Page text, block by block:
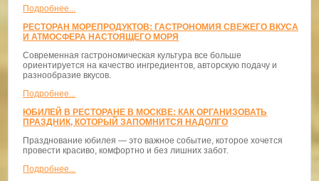
Подробнее...
РЕСТОРАН МОРЕПРОДУКТОВ: ГАСТРОНОМИЯ СВЕЖЕГО ВКУСА
И АТМОСФЕРА НАСТОЯЩЕГО МОРЯ
Современная гастрономическая культура все больше
ориентируется на качество ингредиентов, авторскую подачу и
разнообразие вкусов.
Подробнее...
ЮБИЛЕЙ В РЕСТОРАНЕ В МОСКВЕ: КАК ОРГАНИЗОВАТЬ
ПРАЗДНИК, КОТОРЫЙ ЗАПОМНИТСЯ НАДОЛГО
Празднование юбилея — это важное событие, которое хочется
провести красиво, комфортно и без лишних забот.
Подробнее...